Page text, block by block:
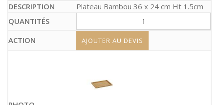
Plateau Bambou 36 x 24 cm Ht 1.5cm
AJOUTER AU DEVIS